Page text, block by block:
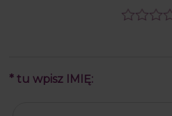
* tu wpisz IMIĘ: